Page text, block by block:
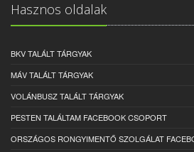
Hasznos oldalak
BKV TALÁLT TÁRGYAK
MÁV TALÁLT TÁRGYAK
VOLÁNBUSZ TALÁLT TÁRGYAK
PESTEN TALÁLTAM FACEBOOK CSOPORT
ORSZÁGOS RONGYIMENTŐ SZOLGÁLAT